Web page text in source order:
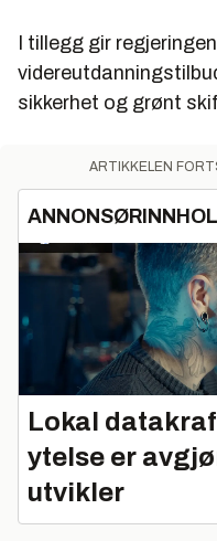
I tillegg gir
sikkerhet og grønt
ARTIKKELEN
Lokal
ytelse er
utvikler